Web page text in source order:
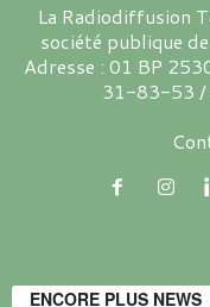
La Radiodiffusion
société publique
Adresse : 01 BP
31-83-53
ENCORE PLUS NEWS